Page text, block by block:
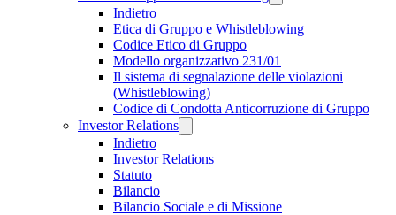
Indietro
Etica di Gruppo e Whistleblowing
Codice Etico di Gruppo
Modello organizzativo 231/01
Il sistema di segnalazione delle violazioni
(Whistleblowing)
Codice di Condotta Anticorruzione di Gruppo
Investor Relations
Indietro
Investor Relations
Statuto
Bilancio
Bilancio Sociale e di Missione